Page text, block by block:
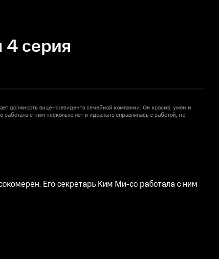
4 серия
должность вице-президента семейной компании. Он красив, умён и
с ним несколько лет и идеально справлялась с работой, но
Его секретарь Ким Ми-со работала с ним